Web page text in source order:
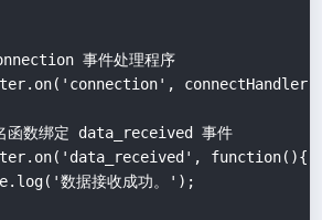
事件处理程序
函数绑定 data_received 事件
function(){
数据接收成功。');